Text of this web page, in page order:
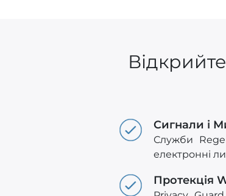
Сигнали і
Служби
електронні
Протекція